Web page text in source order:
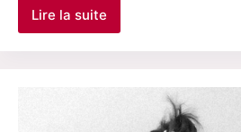
Lire la suite
Le